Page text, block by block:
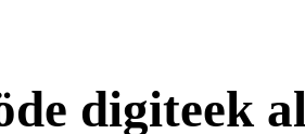
digiteek